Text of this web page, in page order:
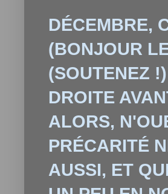
DÉCEMBRE,
(BONJOUR
(SOUTENEZ
DROITE
ALORS,
PRÉCARITÉ
AUSSI, ET